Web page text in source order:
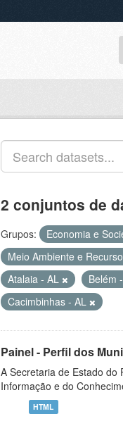
2 conjuntos de
Grupos: Economia e
Meio Ambiente e
Atalaia - AL
Belém
Cacimbinhas - AL
Painel - Perfil dos
A Secretaria de Estado do
Informação e do
HTML